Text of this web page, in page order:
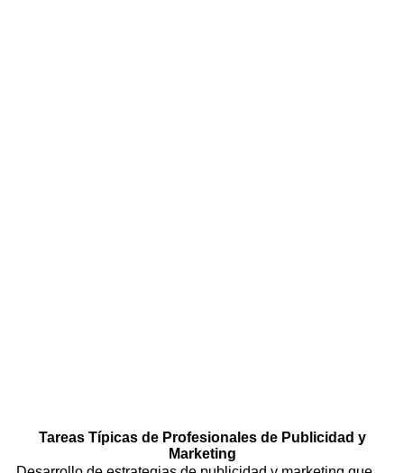
Tareas Típicas de Profesionales de Publicidad y
Marketing